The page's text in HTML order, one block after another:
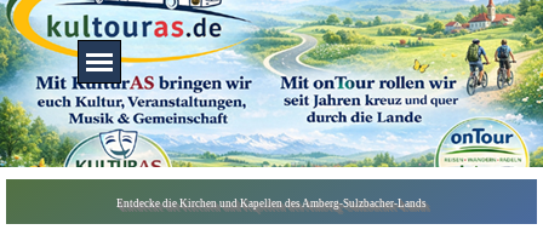
Menü überspringen
Menü überspringen
Entdecke die Kirchen und Kapellen des Amberg-Sulzbacher-Lands